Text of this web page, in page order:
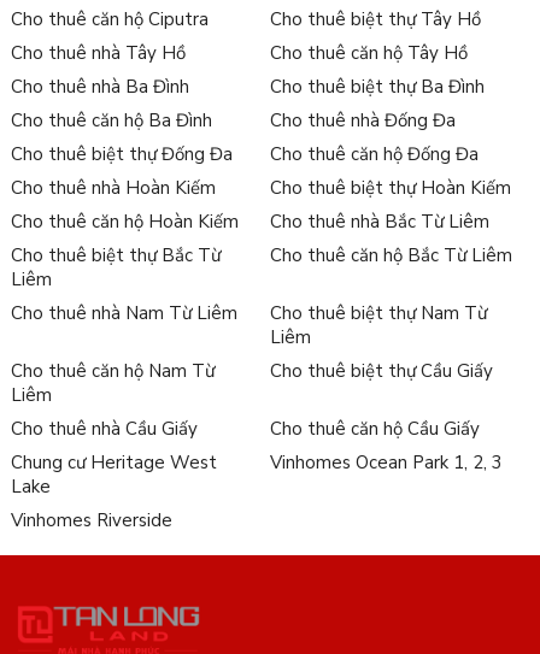
Cho thuê căn hộ Ciputra
Cho thuê biệt thự Tây Hồ
Cho thuê nhà Tây Hồ
Cho thuê căn hộ Tây Hồ
Cho thuê nhà Ba Đình
Cho thuê biệt thự Ba Đình
Cho thuê căn hộ Ba Đình
Cho thuê nhà Đống Đa
Cho thuê biệt thự Đống Đa
Cho thuê căn hộ Đống Đa
Cho thuê nhà Hoàn Kiếm
Cho thuê biệt thự Hoàn Kiếm
Cho thuê căn hộ Hoàn Kiếm
Cho thuê nhà Bắc Từ Liêm
Cho thuê biệt thự Bắc Từ
Liêm
Cho thuê căn hộ Bắc Từ Liêm
Cho thuê nhà Nam Từ Liêm
Cho thuê biệt thự Nam Từ
Liêm
Cho thuê căn hộ Nam Từ
Liêm
Cho thuê biệt thự Cầu Giấy
Cho thuê nhà Cầu Giấy
Cho thuê căn hộ Cầu Giấy
Chung cư Heritage West
Lake
Vinhomes Ocean Park 1, 2, 3
Vinhomes Riverside